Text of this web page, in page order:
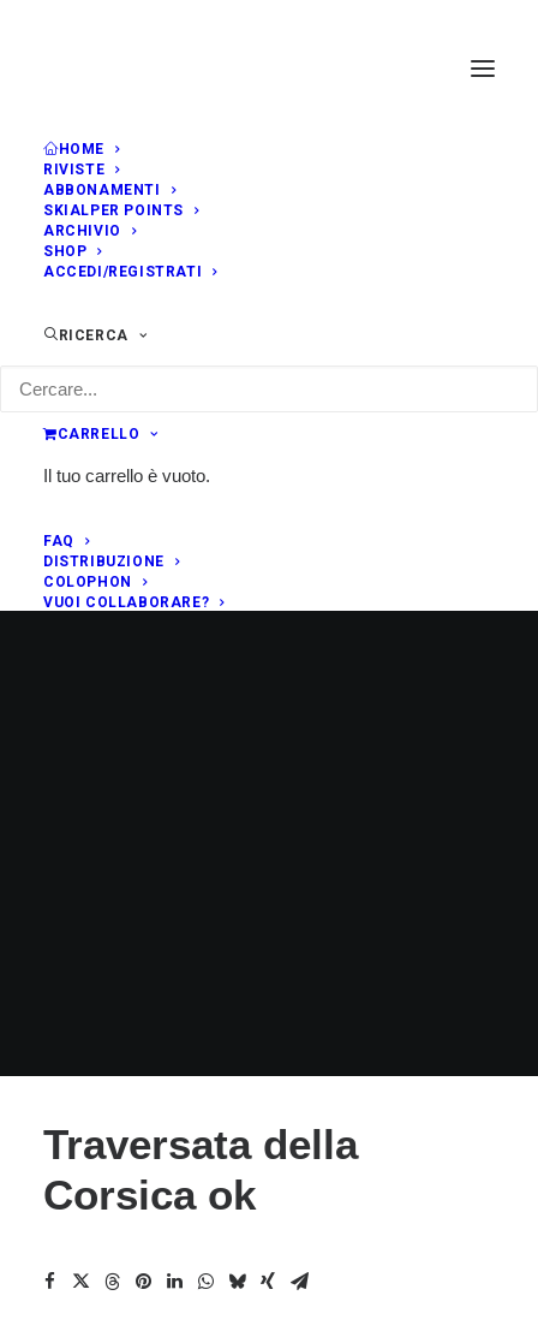
HOME
RIVISTE
ABBONAMENTI
SKIALPER POINTS
ARCHIVIO
SHOP
ACCEDI/REGISTRATI
RICERCA
CARRELLO
Il tuo carrello è vuoto.
FAQ
DISTRIBUZIONE
COLOPHON
VUOI COLLABORARE?
Traversata della
Corsica ok